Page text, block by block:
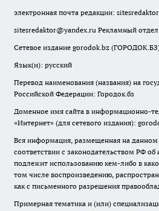
электронная почта редакции:
sitesredaktor@yandex.ru Рекламный отдел
Сетевое издание gorodok.bz
Язык(и): русский
Перевод наименования (названия) на
Российской Федерации: Городок.бз
Доменное имя сайта в информационно-
«Интернет» (для сетевого издания):
Вся информация, размещенная на данном
соответствии с законодательством РФ об
подлежит использованию кем-либо в
том числе воспроизведению,
как с письменного разрешения
Примерная тематика и (или)